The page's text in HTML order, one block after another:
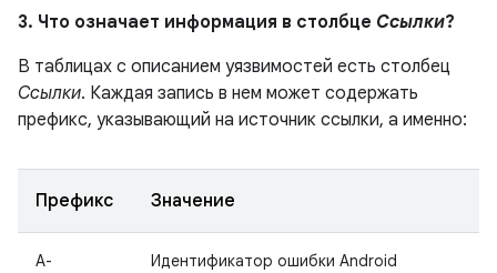
3. Что означает информация в столбце Ссылки?
В таблицах с описанием уязвимостей есть столбец
Ссылки. Каждая запись в нем может содержать
префикс, указывающий на источник ссылки, а именно:
Префикс Значение
A- Идентификатор ошибки Android